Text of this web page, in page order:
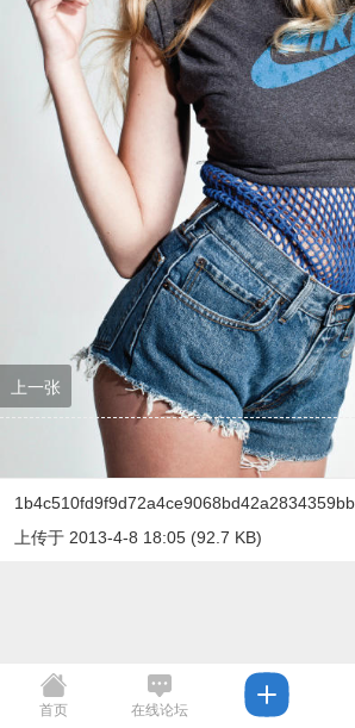
上一张
上传于 2013-4-8 18:05 (92.7 KB)
首页 在线论坛